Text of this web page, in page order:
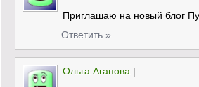
Приглашаю на новый блог
Ответить »
Ольга Агапова |